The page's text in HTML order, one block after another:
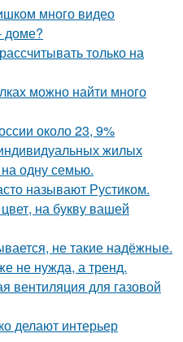
много видео
доме?
только на
можно найти много
около 23, 9%
жилых
одну семью.
называют Рустиком.
на букву вашей
не такие надёжные.
не нужда, а тренд.
вентиляция для газовой
делают интерьер